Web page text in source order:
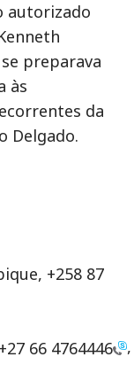
autorizado
preparava
às
da
Delgado.
+258 87
66 4764446
,